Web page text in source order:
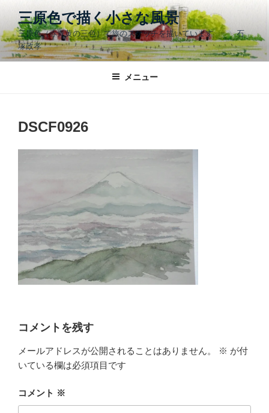
テ
ン
ツ
三原色で描く小さな風景
三原色（赤青黄の三色）で旅のスケッチを描いています 石
塚政孝
メニュー
DSCF0926
コメントを残す
メールアドレスが公開されることはありません。 ※ が付
いている欄は必須項目です
コメント ※